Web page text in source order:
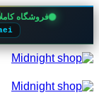
فروشگاه
Skip
to